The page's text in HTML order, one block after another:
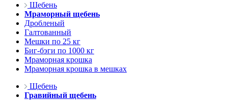
Щебень
Мраморный щебень
Дробленый
Галтованный
Мешки по 25 кг
Биг-бэги по 1000 кг
Мраморная крошка
Мраморная крошка в мешках
Щебень
Гравийный щебень